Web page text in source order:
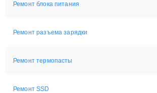
Ремонт блока питания
Ремонт разъема зарядки
Ремонт термопасты
Ремонт SSD